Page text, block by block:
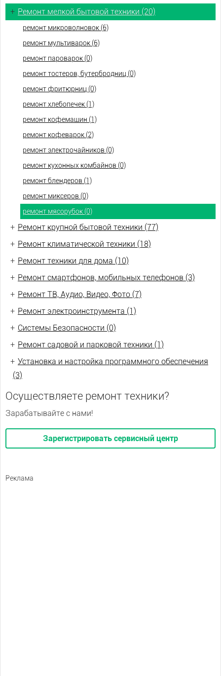
+ Ремонт мелкой бытовой техники (20)
ремонт микроволновок (6)
ремонт мультиварок (6)
ремонт пароварок (0)
ремонт тостеров, бутербродниц (0)
ремонт фритюрниц (0)
ремонт хлебопечек (1)
ремонт кофемашин (1)
ремонт кофеварок (2)
ремонт электрочайников (0)
ремонт кухонных комбайнов (0)
ремонт блендеров (1)
ремонт миксеров (0)
ремонт мясорубок (0)
+ Ремонт крупной бытовой техники (77)
+ Ремонт климатической техники (18)
+ Ремонт техники для дома (10)
+ Ремонт смартфонов, мобильных телефонов (3)
+ Ремонт ТВ, Аудио, Видео, Фото (7)
+ Ремонт электроинструмента (1)
+ Системы Безопасности (0)
+ Ремонт садовой и парковой техники (1)
+ Установка и настройка программного обеспечения
(3)
Осуществляете ремонт техники?
Зарабатывайте с нами!
Зарегистрировать сервисный центр
Реклама